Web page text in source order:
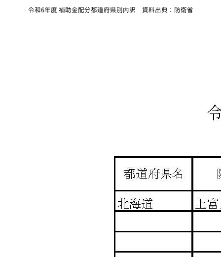
令和6年度 補助金配分都道府県別内訳 資料出典：防衛省